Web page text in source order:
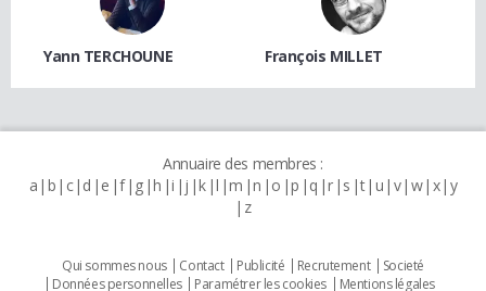
Yann TERCHOUNE François MILLET
Annuaire des membres :
a b c d e f g h i j k l m n o p q r s t u v w x y
z
Qui sommes nous Contact Publicité Recrutement
Societé
Données personnelles
Paramétrer les cookies Mentions légales